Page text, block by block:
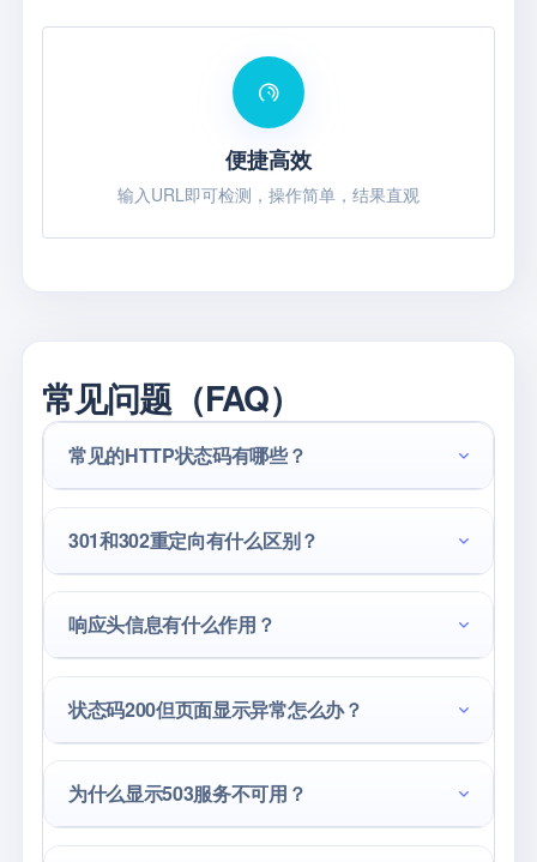
便捷高效
输入URL即可检测，操作简单，结果直观
常见问题（FAQ）
常见的HTTP状态码有哪些？
301和302重定向有什么区别？
响应头信息有什么作用？
状态码200但页面显示异常怎么办？
为什么显示503服务不可用？